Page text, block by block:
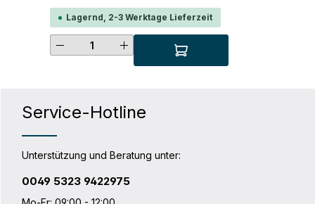
Lagernd, 2-3 Werktage Lieferzeit
Produkt Anzahl: Gib den
Service-Hotline
Unterstützung und Beratung unter:
0049 5323 9422975